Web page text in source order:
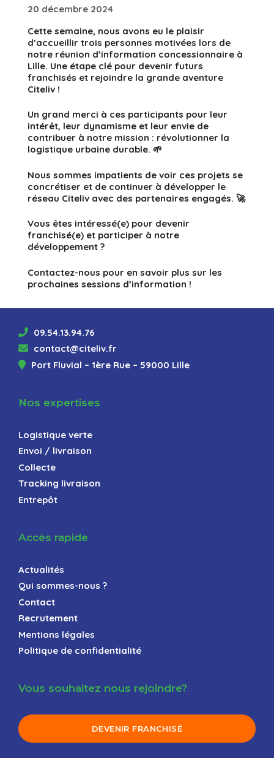
20 décembre 2024
Cette semaine, nous avons eu le plaisir
d’accueillir trois personnes motivées lors de
notre réunion d’information concessionnaire à
Lille. Une étape clé pour devenir futurs
franchisés et rejoindre la grande aventure
Citeliv !
Un grand merci à ces participants pour leur
intérêt, leur dynamisme et leur envie de
contribuer à notre mission : révolutionner la
logistique urbaine durable. 🌱
Nous sommes impatients de voir ces projets se
concrétiser et de continuer à développer le
réseau Citeliv avec des partenaires engagés. 🚀
Vous êtes intéressé(e) pour devenir
franchisé(e) et participer à notre
développement ?
Contactez-nous pour en savoir plus sur les
prochaines sessions d’information !
09.54.13.94.76
contact@citeliv.fr
Port Fluvial – 1ère Rue – 59000 Lille
Nos expertises
Logistique verte
Envoi / livraison
Collecte
Tracking livraison
Entrepôt
Accès rapide
Actualités
Qui sommes-nous ?
Contact
Recrutement
Mentions légales
Politique de confidentialité
Vous souhaitez nous rejoindre?
DEVENIR FRANCHISÉ